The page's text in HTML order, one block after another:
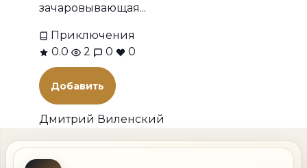
зачаровывающая...
Приключения
0.0
2 0 0
Добавить
Дмитрий Виленский